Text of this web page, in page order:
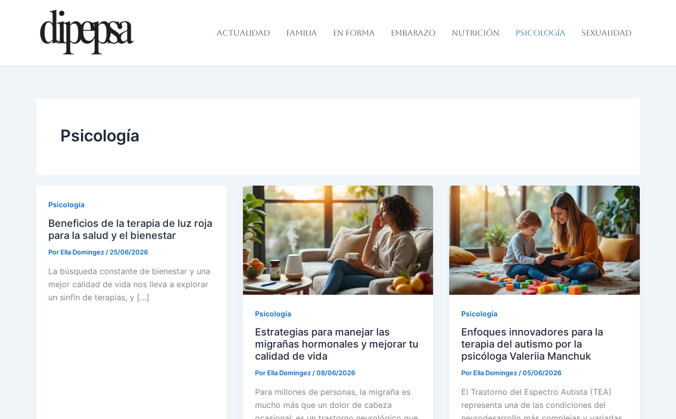
ACTUALIDAD FAMILIA EN FORMA EMBARAZO NUTRICIÓN PSICOLOGÍA SEXUALIDAD
Psicología
Psicología
Beneficios de la terapia de luz roja
para la salud y el bienestar
Por Ella Domingez / 25/06/2026
La búsqueda constante de bienestar y una
mejor calidad de vida nos lleva a explorar
un sinfín de terapias, y […]
Psicología
Estrategias para manejar las
migrañas hormonales y mejorar tu
calidad de vida
Por Ella Domingez/08/06/2026
Para millones de personas, la migraña es
mucho más que un dolor de cabeza
Psicología
Enfoques innovadores para la
terapia del autismo por la
psicóloga Valeriia Manchuk
Por Ella Domingez/05/06/2026
El Trastorno del Espectro Autista (TEA)
representa una de las condiciones del